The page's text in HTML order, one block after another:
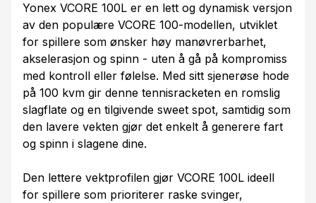
Yonex VCORE 100L er en lett og dynamisk versjon
av den populære VCORE 100-modellen, utviklet
for spillere som ønsker høy manøvrerbarhet,
akselerasjon og spinn - uten å gå på kompromiss
med kontroll eller følelse. Med sitt sjenerøse hode
på 100 kvm gir denne tennisracketen en romslig
slagflate og en tilgivende sweet spot, samtidig som
den lavere vekten gjør det enkelt å generere fart
og spinn i slagene dine.
Den lettere vektprofilen gjør VCORE 100L ideell
for spillere som prioriterer raske svinger,